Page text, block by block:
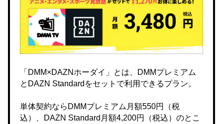
「DMM×DAZNホーダイ」とは、DMMプレミアム
とDAZN Standardをセットで利用できるプラン。
単体契約ならDMMプレミアム月額550円（税
込）、DAZN Standard月額4,200円（税込）のとこ